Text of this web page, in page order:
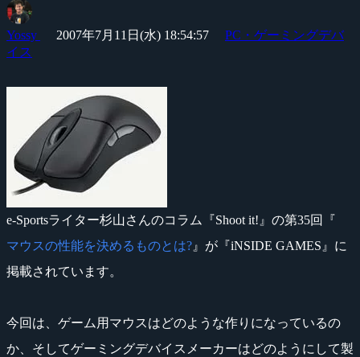
Yossy 2007年7月11日(水) 18:54:57
PC・ゲーミングデバ
イス
e-Sportsライター杉山さんのコラム『Shoot it!』の第35回『
マウスの性能を決めるものとは? 』が『iNSIDE GAMES』に
掲載されています。
今回は、ゲーム用マウスはどのような作りになっているの
か、そしてゲーミングデバイスメーカーはどのようにして製